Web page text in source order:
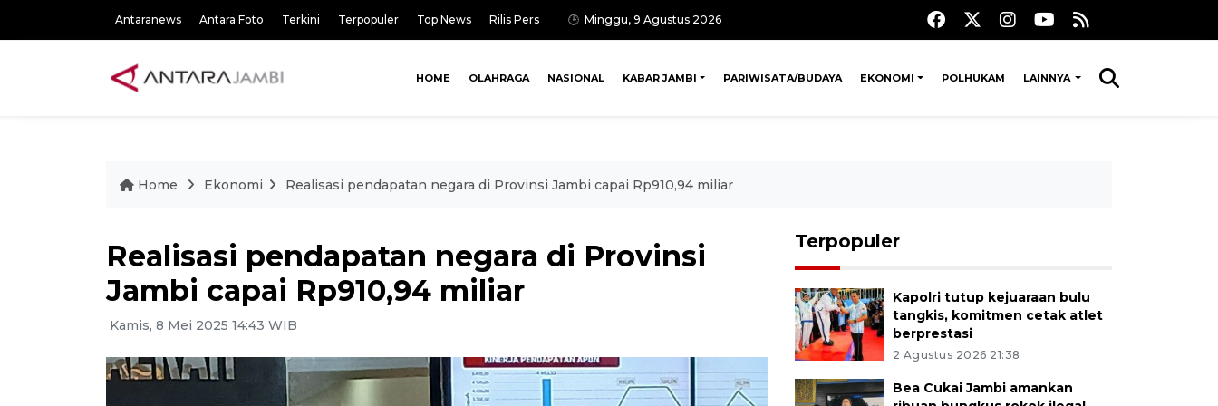
Antaranews Antara Foto Terkini Terpopuler Top News Rilis Pers Minggu, 9 Agustus 2026
HOME OLAHRAGA NASIONAL KABAR JAMBI PARIWISATA/BUDAYA EKONOMI POLHUKAM LAINNYA
Home Ekonomi Realisasi pendapatan negara di Provinsi Jambi capai Rp910,94 miliar
Realisasi pendapatan negara di Provinsi
Jambi capai Rp910,94 miliar
Kamis, 8 Mei 2025 14:43 WIB
Terpopuler
Kapolri tutup kejuaraan bulu
tangkis, komitmen cetak atlet
berprestasi
2 Agustus 2026 21:38
Bea Cukai Jambi amankan